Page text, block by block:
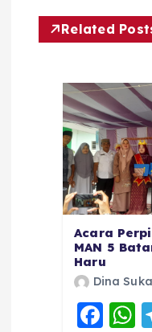
Related
Acara
MAN 5
Haru
Dina
F